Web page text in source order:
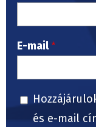
E-mail
és e-mail